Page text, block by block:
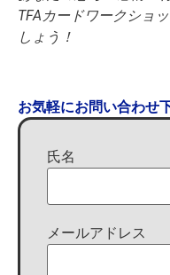
TFAカードワークショ
しょう！
お気軽にお問い合わせ
氏名
メールアドレス